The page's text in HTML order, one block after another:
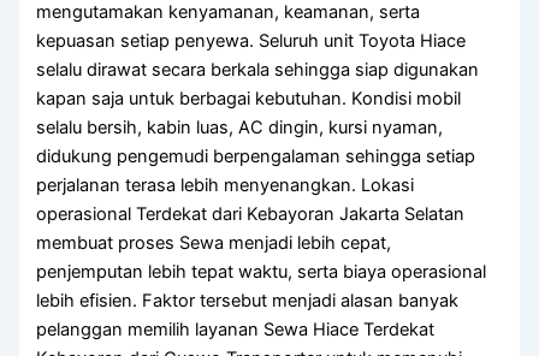
mengutamakan kenyamanan, keamanan, serta
kepuasan setiap penyewa. Seluruh unit Toyota Hiace
selalu dirawat secara berkala sehingga siap digunakan
kapan saja untuk berbagai kebutuhan. Kondisi mobil
selalu bersih, kabin luas, AC dingin, kursi nyaman,
didukung pengemudi berpengalaman sehingga setiap
perjalanan terasa lebih menyenangkan. Lokasi
operasional Terdekat dari Kebayoran Jakarta Selatan
membuat proses Sewa menjadi lebih cepat,
penjemputan lebih tepat waktu, serta biaya operasional
lebih efisien. Faktor tersebut menjadi alasan banyak
pelanggan memilih layanan Sewa Hiace Terdekat